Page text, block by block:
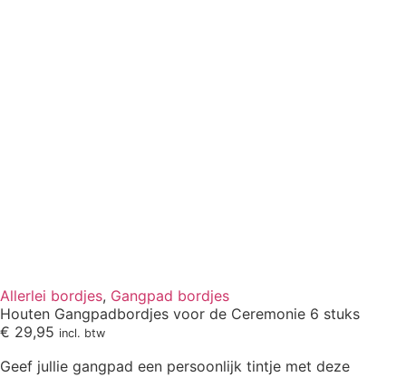
Allerlei bordjes, Gangpad bordjes
Houten Gangpadbordjes voor de Ceremonie 6 stuks
€ 29,95 incl. btw
Geef jullie gangpad een persoonlijk tintje met deze